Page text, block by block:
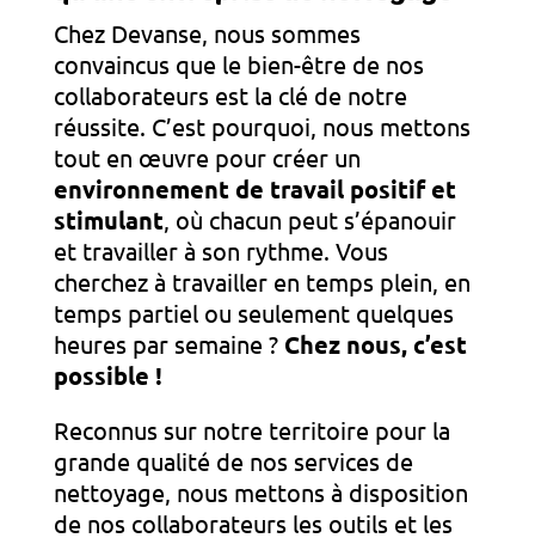
Chez Devanse, nous sommes
convaincus que le bien-être de nos
collaborateurs est la clé de notre
réussite. C’est pourquoi, nous mettons
tout en œuvre pour créer un
environnement de travail positif et
stimulant , où chacun peut s’épanouir
et travailler à son rythme. Vous
cherchez à travailler en temps plein, en
temps partiel ou seulement quelques
heures par semaine ? Chez nous, c’est
possible !
Reconnus sur notre territoire pour la
grande qualité de nos services de
nettoyage, nous mettons à disposition
de nos collaborateurs les outils et les